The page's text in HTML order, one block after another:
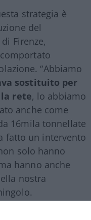
strategia è
del
Firenze,
“Abbiamo
sostituito per
rete, lo abbiamo
anche come
16mila tonnellate
fatto un intervento
solo hanno
hanno anche
nostra